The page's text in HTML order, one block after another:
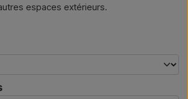
espaces extérieurs.